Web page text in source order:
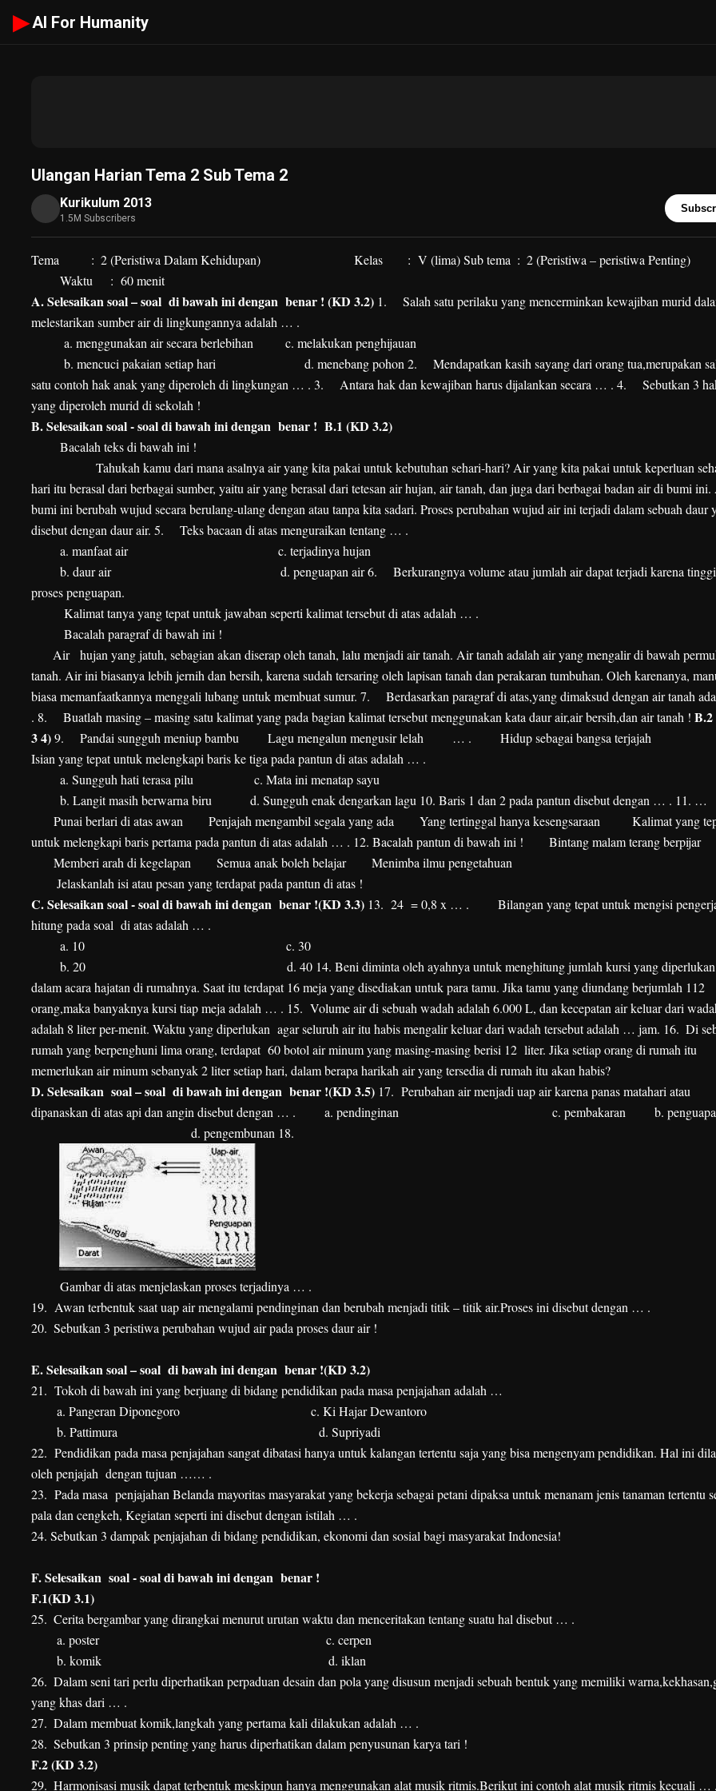
▶ AI For Humanity
Ulangan Harian Tema 2 Sub Tema 2
Kurikulum 2013
1.5M Subscribers
Tema : 2 (Peristiwa Dalam Kehidupan) Kelas : V (lima)Sub tema : 2 (Peristiwa – peristiwa
Waktu
: 60 menit
A.Selesaikan soal – soal di bawah ini dengan benar ! (KD 3.2) 1.
Salah satu perilaku yang mencerminkan kewajiban murid
melestarikan sumber air di lingkungannya adalah … .
a. menggunakan air secara berlebihan
c. melakukan penghijauan
b. mencuci pakaian setiap hari d. menebang pohon 2.
Mendapatkan kasih sayang dari orang tua,merupakan
satu contoh hak anak yang diperoleh di lingkungan … . 3. Antara hak dan kewajiban harus dijalankan secara … . 4.
Sebutkan 3
yang diperoleh murid di sekolah !
B.Selesaikan soal - soal di bawah ini dengan benar ! B.1 (KD 3.2)
Bacalah teks di bawah ini !
Tahukah kamu dari mana asalnya air yang kita pakai untuk kebutuhan sehari-hari? Air yang kita pakai untuk keperluan
hari itu berasal dari berbagai sumber, yaitu air yang berasal dari tetesan air hujan, air tanah, dan juga dari berbagai badan air di bumi
bumi ini berubah wujud secara berulang-ulang dengan atau tanpa kita sadari. Proses perubahan wujud air ini terjadi dalam sebuah daur
disebut dengan daur air. 5.
Teks bacaan di atas menguraikan tentang … .
a. manfaat air
c. terjadinya hujan
b. daur air d. penguapan air6.
Berkurangnya volume atau jumlah air dapat terjadi karena
proses penguapan.
Kalimat tanya yang tepat untuk jawaban seperti kalimat tersebut di atas adalah … .
Bacalah paragraf di bawah ini !
Air hujan yang jatuh, sebagian akan diserap oleh tanah, lalu menjadi air tanah. Air tanah adalah air yang mengalir di bawah
tanah. Air ini biasanya lebih jernih dan bersih, karena sudah tersaring oleh lapisan tanah dan perakaran tumbuhan. Oleh karenanya,
biasa memanfaatkannya menggali lubang untuk membuat sumur. 7.
Berdasarkan paragraf di atas,yang dimaksud dengan air tanah
. 8. Buatlah masing – masing satu kalimat yang pada bagian kalimat tersebut menggunakan kata daur air,air bersih,dan air tanah !
3 4)9. Pandai sungguh meniup bambu Lagu mengalun mengusir lelah … .
Hidup sebagai bangsa terjajah
Isian yang tepat untuk melengkapi baris ke tiga pada pantun di atas adalah … .
a. Sungguh hati terasa pilu
c. Mata ini menatap sayu
b. Langit masih berwarna biru d. Sungguh enak dengarkan lagu 10. Baris 1 dan 2 pada pantun disebut dengan … . 11. …
Punai berlari di atas awan
Penjajah mengambil segala yang ada Yang tertinggal hanya kesengsaraan
Kalimat yang
untuk melengkapi baris pertama pada pantun di atas adalah … . 12. Bacalah pantun di bawah ini !
Bintang malam terang berpijar
Memberi arah di kegelapan
Semua anak boleh belajar
Menimba ilmu pengetahuan
Jelaskanlah isi atau pesan yang terdapat pada pantun di atas !
C.Selesaikan soal - soal di bawah ini dengan benar !(KD 3.3) 13. 24 = 0,8 x … .
Bilangan yang tepat untuk mengisi
hitung pada soal di atas adalah … .
a. 10
c. 30
b. 20 d. 40 14. Beni diminta oleh ayahnya untuk menghitung jumlah kursi yang diperlukan
dalam acara hajatan di rumahnya. Saat itu terdapat 16 meja yang disediakan untuk para tamu. Jika tamu yang diundang berjumlah 112
orang,maka banyaknya kursi tiap meja adalah … . 15. Volume air di sebuah wadah adalah 6.000 L, dan kecepatan air keluar dari
adalah 8 liter per-menit. Waktu yang diperlukan agar seluruh air itu habis mengalir keluar dari wadah tersebut adalah … jam. 16. Di
rumah yang berpenghuni lima orang, terdapat 60 botol air minum yang masing-masing berisi 12 liter. Jika setiap orang di rumah itu
memerlukan air minum sebanyak 2 liter setiap hari, dalam berapa harikah air yang tersedia di rumah itu akan habis?
D.Selesaikan soal – soal di bawah ini dengan benar !(KD 3.5) 17. Perubahan air menjadi uap air karena panas matahari atau
dipanaskan di atas api dan angin disebut dengan … .
a. pendinginan c. pembakaran
b.
d. pengembunan 18.
Gambar di atas menjelaskan proses terjadinya … .
19. Awan terbentuk saat uap air mengalami pendinginan dan berubah menjadi titik – titik air.Proses ini disebut dengan … .
20. Sebutkan 3 peristiwa perubahan wujud air pada proses daur air !
E.Selesaikan soal – soal di bawah ini dengan benar !(KD 3.2)
21. Tokoh di bawah ini yang berjuang di bidang pendidikan pada masa penjajahan adalah …
a. Pangeran Diponegoro
c. Ki Hajar Dewantoro
b. Pattimura
d. Supriyadi
22. Pendidikan pada masa penjajahan sangat dibatasi hanya untuk kalangan tertentu saja yang bisa mengenyam pendidikan. Hal ini
oleh penjajah dengan tujuan …… .
23. Pada masa penjajahan Belanda mayoritas masyarakat yang bekerja sebagai petani dipaksa untuk menanam jenis tanaman tertentu
pala dan cengkeh, Kegiatan seperti ini disebut dengan istilah … .
24. Sebutkan 3 dampak penjajahan di bidang pendidikan, ekonomi dan sosial bagi masyarakat Indonesia!
F.Selesaikan soal - soal di bawah ini dengan benar !
F.1(KD 3.1)
25. Cerita bergambar yang dirangkai menurut urutan waktu dan menceritakan tentang suatu hal disebut … .
a. poster
c. cerpen
b. komik
d. iklan
26. Dalam seni tari perlu diperhatikan perpaduan desain dan pola yang disusun menjadi sebuah bentuk yang memiliki
yang khas dari … .
27. Dalam membuat komik,langkah yang pertama kali dilakukan adalah … .
28. Sebutkan 3 prinsip penting yang harus diperhatikan dalam penyusunan karya tari !
F.2 (KD 3.2)
29. Harmonisasi musik dapat terbentuk meskipun hanya menggunakan alat musik ritmis.Berikut ini contoh alat musik ritmis kecuali …